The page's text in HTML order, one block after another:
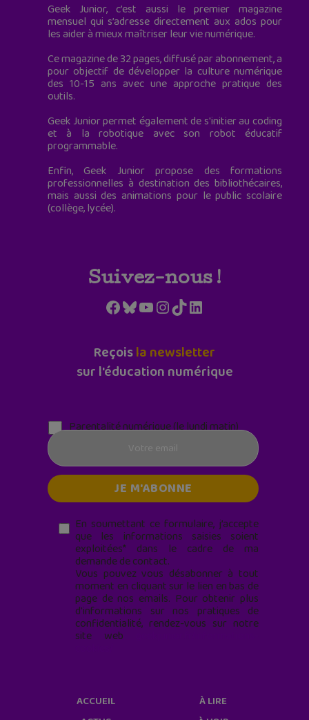
Geek Junior, c’est aussi le premier magazine
mensuel qui s’adresse directement aux ados pour
les aider à mieux maîtriser leur vie numérique.
Ce magazine de 32 pages, diffusé par abonnement, a
pour objectif de développer la culture numérique
des 10-15 ans avec une approche pratique des
outils.
Geek Junior permet également de s'initier au coding
et à la robotique avec son robot éducatif
programmable.
Enfin, Geek Junior propose des formations
professionnelles à destination des bibliothécaires,
mais aussi des animations pour le public scolaire
(collège, lycée).
Suivez-nous !
Facebook
Bluesky
YouTube
Instagram
TikTokLinkedIn
Reçoisla newsletter
sur l'éducation numérique
Parentalité numérique (le lundi matin)
En soumettant ce formulaire, j’accepte
que les informations saisies soient
exploitées* dans le cadre de ma
demande de contact.
Vous pouvez vous désabonner à tout
moment en cliquant sur le lien en bas de
page de nos emails. Pour obtenir plus
d'informations sur nos pratiques de
confidentialité, rendez-vous sur notre
site web
ACCUEIL
À LIRE